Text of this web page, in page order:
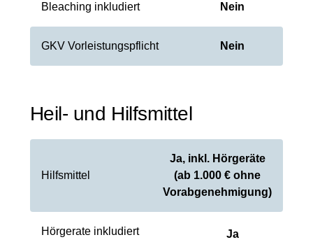
Bleaching inkludiert Nein
GKV Vorleistungspflicht Nein
Heil- und Hilfsmittel
Hilfsmittel
Ja, inkl. Hörgeräte
(ab 1.000 € ohne
Vorabgenehmigung)
Hörgerate inkludiert Ja